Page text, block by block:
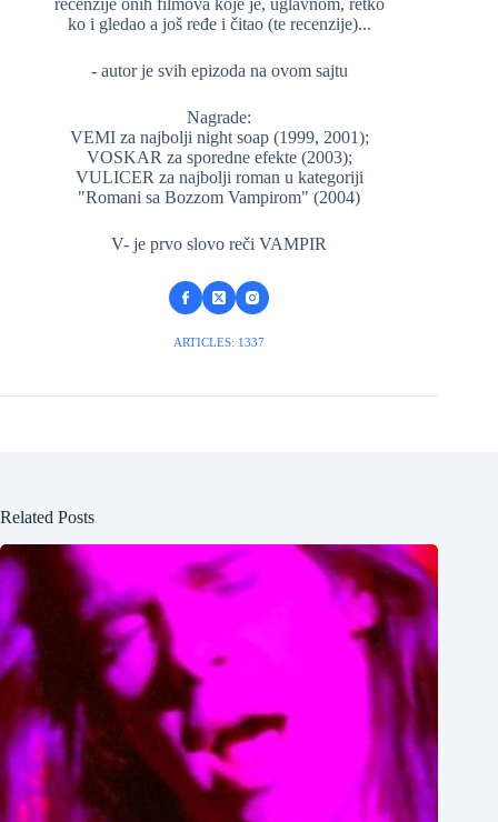
recenzije onih filmova koje je, uglavnom, retko
ko i gledao a još ređe i čitao (te recenzije)...
- autor je svih epizoda na ovom sajtu
Nagrade:
VEMI za najbolji night soap (1999, 2001);
VOSKAR za sporedne efekte (2003);
VULICER za najbolji roman u kategoriji
"Romani sa Bozzom Vampirom" (2004)
V- je prvo slovo reči VAMPIR
ARTICLES: 1337
Related Posts